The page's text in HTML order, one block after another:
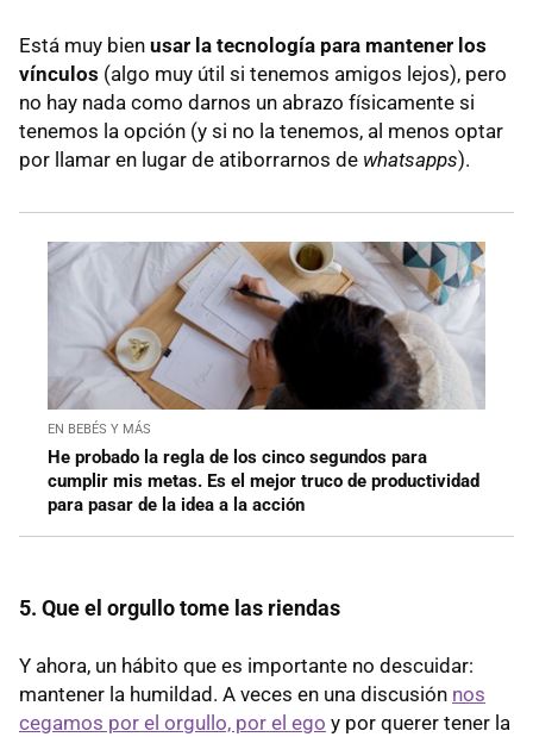
Está muy bien usar la tecnología para mantener los
vínculos (algo muy útil si tenemos amigos lejos), pero
no hay nada como darnos un abrazo físicamente si
tenemos la opción (y si no la tenemos, al menos optar
por llamar en lugar de atiborrarnos de whatsapps).
EN BEBÉS Y MÁS
He probado la regla de los cinco segundos para
cumplir mis metas. Es el mejor truco de productividad
para pasar de la idea a la acción
5. Que el orgullo tome las riendas
Y ahora, un hábito que es importante no descuidar:
mantener la humildad. A veces en una discusión nos
cegamos por el orgullo, por el ego y por querer tener la